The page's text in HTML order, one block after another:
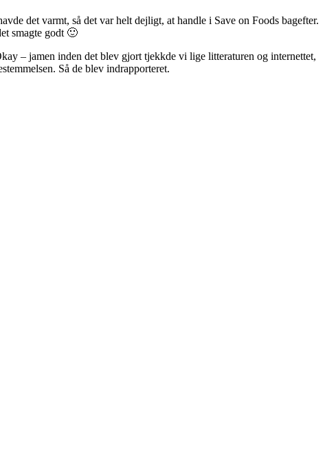
det varmt, så det var helt dejligt, at handle i Save on Foods bagefter.
smagte godt 🙂
– jamen inden det blev gjort tjekkde vi lige litteraturen og internettet,
Så de blev indrapporteret.